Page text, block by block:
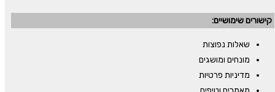
קישורים שימושיים:
שאלות נפוצות
מונחים ומושגים
מדיניות פרטיות